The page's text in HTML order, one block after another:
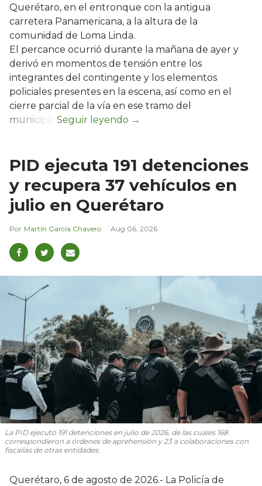
Querétaro, en el entronque con la antigua
carretera Panamericana, a la altura de la
comunidad de Loma Linda.
El percance ocurrió durante la mañana de ayer y
derivó en momentos de tensión entre los
integrantes del contingente y los elementos
policiales presentes en la escena, así como en el
cierre parcial de la vía en ese tramo del
municipio.
PID ejecuta 191 detenciones
y recupera 37 vehículos en
julio en Querétaro
Martín García Chavero Aug 06, 2026
La PID ejecutó 191 detenciones en julio de 2026, de las cuales 168
correspondieron a órdenes de aprehensión y 23 a colaboraciones con
fiscalías de otras entidades.
Querétaro, 6 de agosto de 2026.- La Policía de